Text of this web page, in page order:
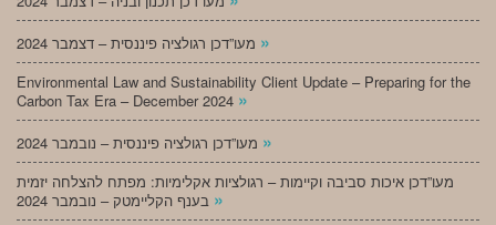
»
Environmental Law and Sustainability Client Update – Preparing for the
Carbon Tax Era – December 2024 »
»
מעו”דכן איכות סביבה וקיימות – רגולציות אקלימיות: מפתח להצלחה יזמית
»